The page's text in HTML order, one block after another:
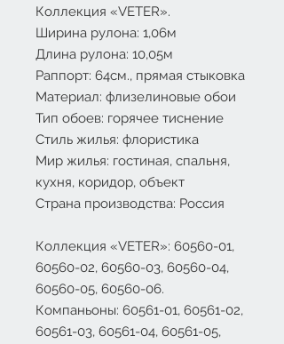
Коллекция «VETER».
Ширина рулона: 1,06м
Длина рулона: 10,05м
Раппорт: 64см., прямая стыковка
Материал: флизелиновые обои
Тип обоев: горячее тиснение
Стиль жилья: флористика
Мир жилья: гостиная, спальня,
кухня, коридор, объект
Страна производства: Россия
Коллекция «VETER»: 60560-01,
60560-02, 60560-03, 60560-04,
60560-05, 60560-06.
Компаньоны: 60561-01, 60561-02,
60561-03, 60561-04, 60561-05,